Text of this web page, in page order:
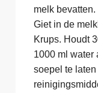
melk
Giet in de
Krups. Houdt
1000 ml water
soepel te